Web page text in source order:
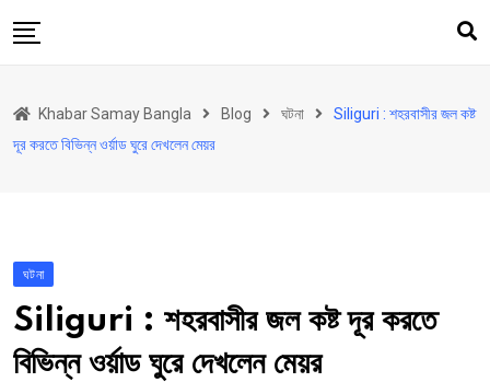
to
উত্তরবঙ্গ
আরও কিছু
Contact
Khabar Samay Hindi
Khabar Samay Bangla Blog ঘটনা
Siliguri : শহরবাসীর জল কষ্ট
দূর করতে বিভিন্ন ওর্য়াড ঘুরে দেখলেন মেয়র
ঘটনা
Siliguri : শহরবাসীর জল কষ্ট দূর করতে
বিভিন্ন ওর্য়াড ঘুরে দেখলেন মেয়র